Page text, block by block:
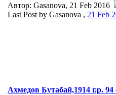
Автор: Gasanova, 21 Feb 2016
Last Post by Gasanova , 21 Feb
Ахмедов Бутабай,1914 г.р. 94